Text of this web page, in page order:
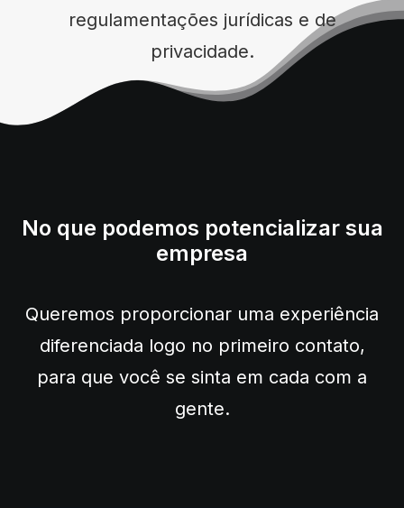
regulamentações jurídicas e de
privacidade.
No que podemos potencializar sua
empresa
Queremos proporcionar uma experiência
diferenciada logo no primeiro contato,
para que você se sinta em cada com a
gente.